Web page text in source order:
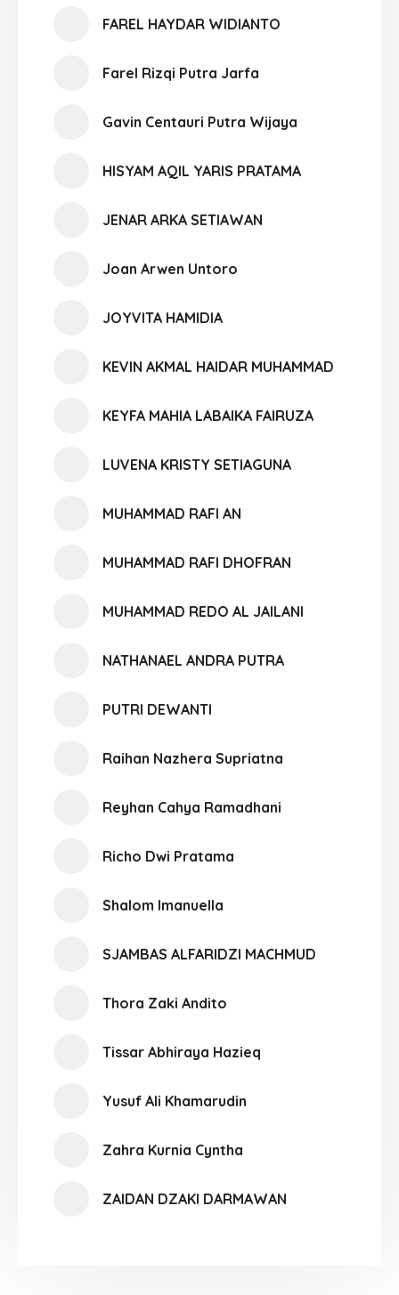
FAREL HAYDAR WIDIANTO
Farel Rizqi Putra Jarfa
Gavin Centauri Putra Wijaya
HISYAM AQIL YARIS PRATAMA
JENAR ARKA SETIAWAN
Joan Arwen Untoro
JOYVITA HAMIDIA
KEVIN AKMAL HAIDAR MUHAMMAD
KEYFA MAHIA LABAIKA FAIRUZA
LUVENA KRISTY SETIAGUNA
MUHAMMAD RAFI AN
MUHAMMAD RAFI DHOFRAN
MUHAMMAD REDO AL JAILANI
NATHANAEL ANDRA PUTRA
PUTRI DEWANTI
Raihan Nazhera Supriatna
Reyhan Cahya Ramadhani
Richo Dwi Pratama
Shalom Imanuella
SJAMBAS ALFARIDZI MACHMUD
Thora Zaki Andito
Tissar Abhiraya Hazieq
Yusuf Ali Khamarudin
Zahra Kurnia Cyntha
ZAIDAN DZAKI DARMAWAN